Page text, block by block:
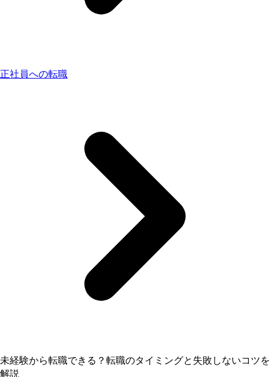
正社員への転職
未経験から転職できる？転職のタイミングと失敗しないコツを
解説